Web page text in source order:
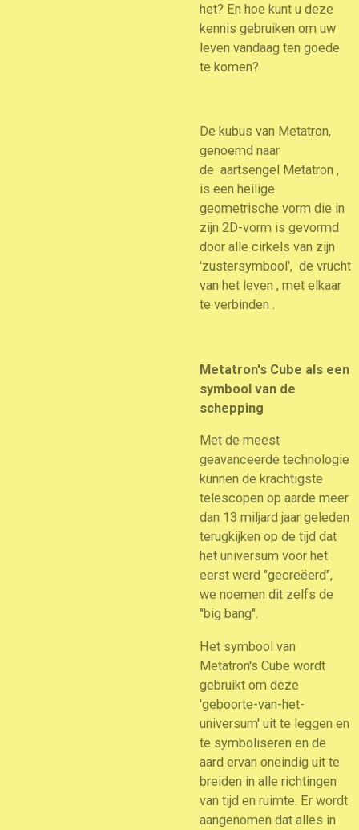
het? En hoe kunt u deze
kennis gebruiken om uw
leven vandaag ten goede
te komen?
De kubus van Metatron,
genoemd naar
de aartsengel Metatron ,
is een heilige
geometrische vorm die in
zijn 2D-vorm is gevormd
door alle cirkels van zijn
'zustersymbool', de vrucht
van het leven , met elkaar
te verbinden .
Metatron's Cube als een
symbool van de
schepping
Met de meest
geavanceerde technologie
kunnen de krachtigste
telescopen op aarde meer
dan 13 miljard jaar geleden
terugkijken op de tijd dat
het universum voor het
eerst werd "gecreëerd",
we noemen dit zelfs de
"big bang".
Het symbool van
Metatron's Cube wordt
gebruikt om deze
'geboorte-van-het-
universum' uit te leggen en
te symboliseren en de
aard ervan oneindig uit te
breiden in alle richtingen
van tijd en ruimte. Er wordt
aangenomen dat alles in